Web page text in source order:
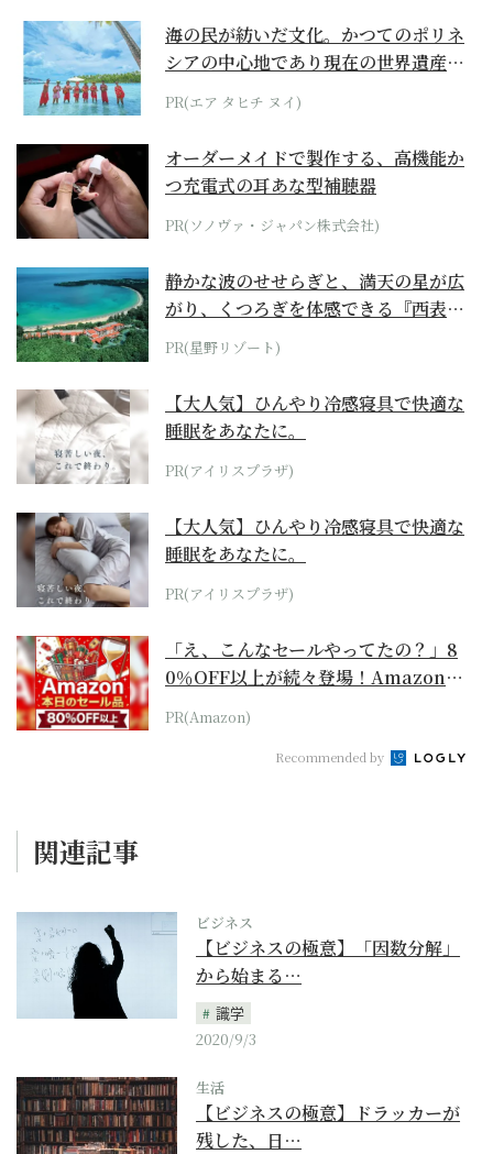
海の民が紡いだ文化。かつてのポリネ
シアの中心地であり現在の世界遺産か
らみえてくる...
PR(エア タヒチ ヌイ)
オーダーメイドで製作する、高機能か
つ充電式の耳あな型補聴器
PR(ソノヴァ・ジャパン株式会社)
静かな波のせせらぎと、満天の星が広
がり、くつろぎを体感できる『西表島
ホテル by...
PR(星野リゾート)
【大人気】ひんやり冷感寝具で快適な
睡眠をあなたに。
PR(アイリスプラザ)
【大人気】ひんやり冷感寝具で快適な
睡眠をあなたに。
PR(アイリスプラザ)
「え、こんなセールやってたの？」8
0％OFF以上が続々登場！Amazonの
本気が...
PR(Amazon)
Recommended by
関連記事
ビジネス
【ビジネスの極意】「因数分解」
から始まる…
識学
2020/9/3
生活
【ビジネスの極意】ドラッカーが
残した、日…